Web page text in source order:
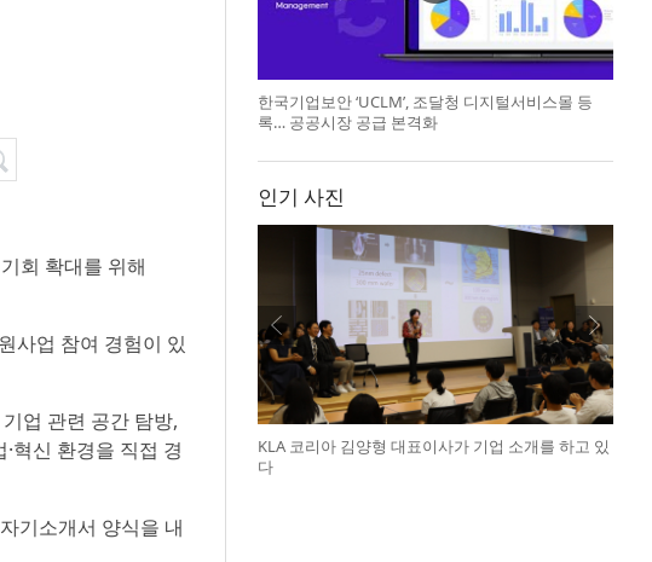
회 확대를 위해
사업 참여 경험이 있
업 관련 공간 탐방,
혁신 환경을 직접 경
기소개서 양식을 내
한국기업보안 ‘UCLM’, 조달청 디지털서비스몰 등
록… 공공시장 공급 본격화
인기 사진
KLA 코리아 김양형 대표이사가 기업 소개를 하고 있
다